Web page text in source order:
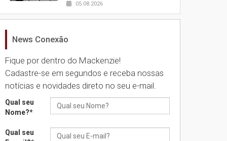
05.08.2026
Universidade Mackenzie
Seminário discute desafios
das novas tecnologias em
sistemas solares
04.08.2026
News Conexão
Fique por dentro do Mackenzie!
Cadastre-se em segundos e receba nossas
notícias e novidades direto no seu e-mail.
Qual seu
Nome?*
Qual seu